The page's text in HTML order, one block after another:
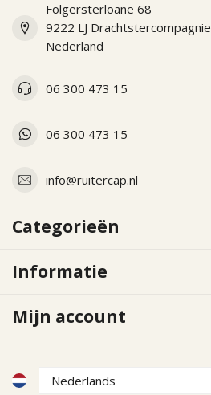
Folgersterloane 68
9222 LJ Drachtstercompagnie
Nederland
06 300 473 15
06 300 473 15
info@ruitercap.nl
Categorieën
Informatie
Mijn account